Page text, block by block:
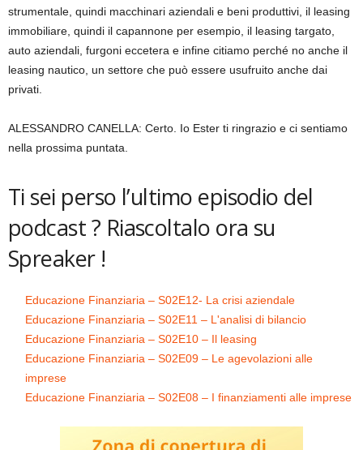
strumentale, quindi macchinari aziendali e beni produttivi, il leasing
immobiliare, quindi il capannone per esempio, il leasing targato,
auto aziendali, furgoni eccetera e infine citiamo perché no anche il
leasing nautico, un settore che può essere usufruito anche dai
privati.
ALESSANDRO CANELLA: Certo. Io Ester ti ringrazio e ci sentiamo
nella prossima puntata.
Ti sei perso l’ultimo episodio del
podcast ? Riascoltalo ora su
Spreaker !
Educazione Finanziaria – S02E12- La crisi aziendale
Educazione Finanziaria – S02E11 – L'analisi di bilancio
Educazione Finanziaria – S02E10 – Il leasing
Educazione Finanziaria – S02E09 – Le agevolazioni alle
imprese
Educazione Finanziaria – S02E08 – I finanziamenti alle imprese